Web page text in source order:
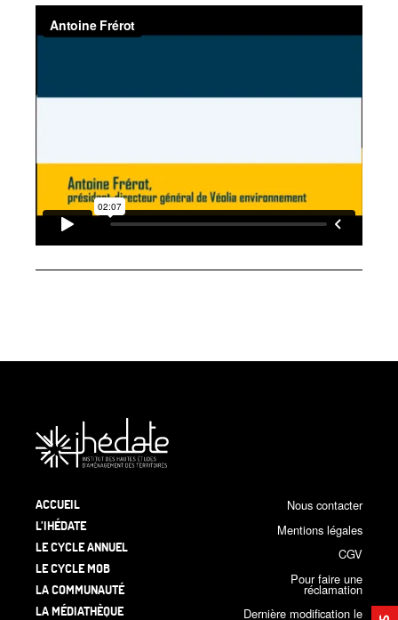
ACCUEIL
L’IHÉDATE
LE CYCLE ANNUEL
LE CYCLE MOB
LA COMMUNAUTÉ
LA MÉDIATHÈQUE
Nous contacter
Mentions légales
CGV
Pour faire une
réclamation
Dernière modification le